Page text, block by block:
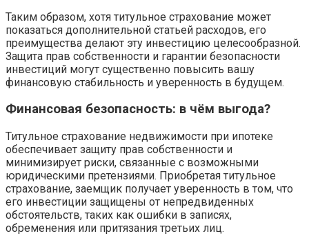
Таким образом, хотя титульное страхование может
показаться дополнительной статьей расходов, его
преимущества делают эту инвестицию целесообразной.
Защита прав собственности и гарантии безопасности
инвестиций могут существенно повысить вашу
финансовую стабильность и уверенность в будущем.
Финансовая безопасность: в чём выгода?
Титульное страхование недвижимости при ипотеке
обеспечивает защиту прав собственности и
минимизирует риски, связанные с возможными
юридическими претензиями. Приобретая титульное
страхование, заемщик получает уверенность в том, что
его инвестиции защищены от непредвиденных
обстоятельств, таких как ошибки в записях,
обременения или притязания третьих лиц.